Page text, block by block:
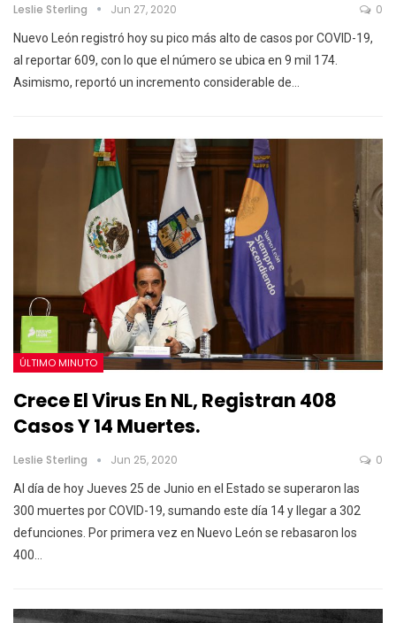
Leslie Sterling Jun 27, 2020 0
Nuevo León registró hoy su pico más alto de casos por COVID-19,
al reportar 609, con lo que el número se ubica en 9 mil 174.
Asimismo, reportó un incremento considerable de…
ÚLTIMO MINUTO
Crece El Virus En NL, Registran 408
Casos Y 14 Muertes.
Leslie Sterling Jun 25, 2020 0
Al día de hoy Jueves 25 de Junio en el Estado se superaron las
300 muertes por COVID-19, sumando este día 14 y llegar a 302
defunciones. Por primera vez en Nuevo León se rebasaron los
400…